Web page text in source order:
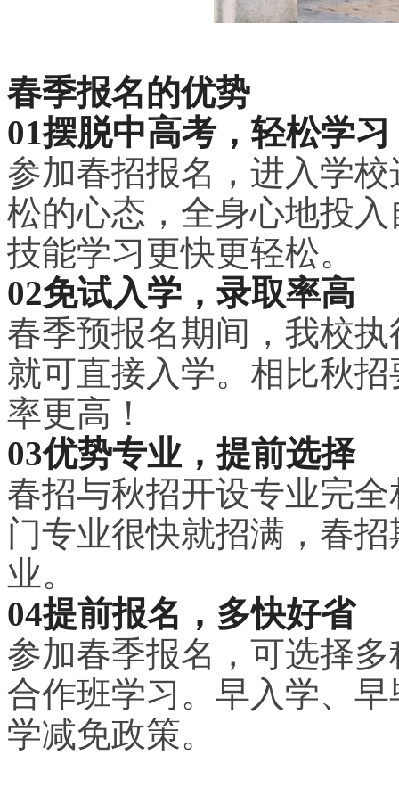
春季报名的优势
01摆脱中高考，轻松学习
参加春招报名，进入学
松的心态，全身心地投
技能学习更快更轻松。
02免试入学，录取率高
春季预报名期间，我校
就可直接入学。相比秋
率更高！
03优势专业，提前选择
春招与秋招开设专业完
门专业很快就招满，春
业。
04提前报名，多快好省
参加春季报名，可选择
合作班学习。早入学、
学减免政策。